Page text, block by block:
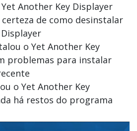
Another Key Displayer
de como desinstalar
o Yet Another Key
problemas para instalar
o Yet Another Key
há restos do programa